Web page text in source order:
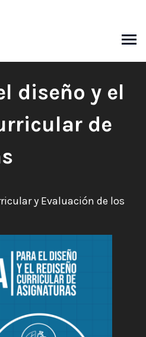
diseño y el
de
y Evaluación de los